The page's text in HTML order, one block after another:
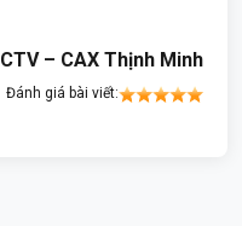
CTV – CAX Thịnh Minh
Đánh giá bài viết: